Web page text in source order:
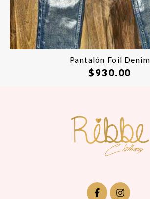
Pantalón Foil Denim
$930.00